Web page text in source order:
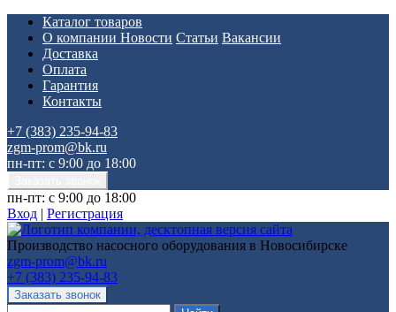
Каталог товаров
О компании Новости Статьи Вакансии
Доставка
Оплата
Гарантия
Контакты
+7 (383) 235-94-83
zgm-prom@bk.ru
пн-пт: с 9:00 до 18:00
пн-пт: с 9:00 до 18:00
Вход | Регистрация
Производство насосного оборудования в Новосибирске
zgm-prom@bk.ru
+7 (383) 235-94-83